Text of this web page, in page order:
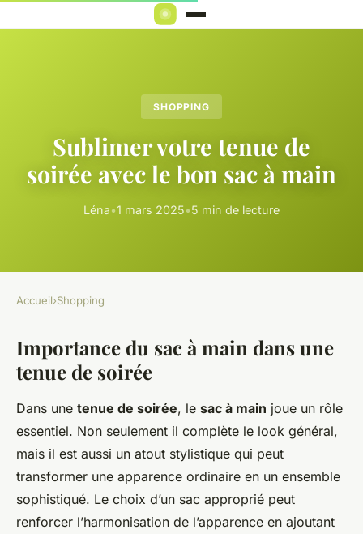
SHOPPING
Sublimer votre tenue de
soirée avec le bon sac à main
Léna•1 mars 2025•5 min de lecture
Accueil›Shopping
Importance du sac à main dans une
tenue de soirée
Dans une tenue de soirée, le sac à main joue un rôle
essentiel. Non seulement il complète le look général,
mais il est aussi un atout stylistique qui peut
transformer une apparence ordinaire en un ensemble
sophistiqué. Le choix d’un sac approprié peut
renforcer l’harmonisation de l’apparence en ajoutant